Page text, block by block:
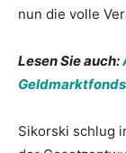
nun die volle
Lesen Sie auch:
Sikorski schlug